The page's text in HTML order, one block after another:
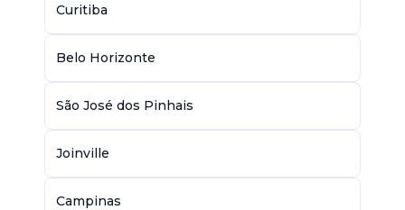
Curitiba
Belo Horizonte
São José dos Pinhais
Joinville
Campinas